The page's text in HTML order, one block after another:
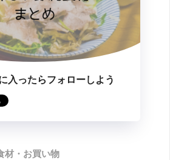
入ったらフォローしよう
材・お買い物